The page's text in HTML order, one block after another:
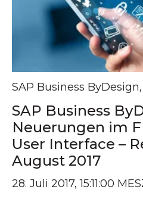
SAP Business ByDesign,
SAP Business
Neuerungen im
User Interface –
August 2017
28. Juli 2017, 15:11:00